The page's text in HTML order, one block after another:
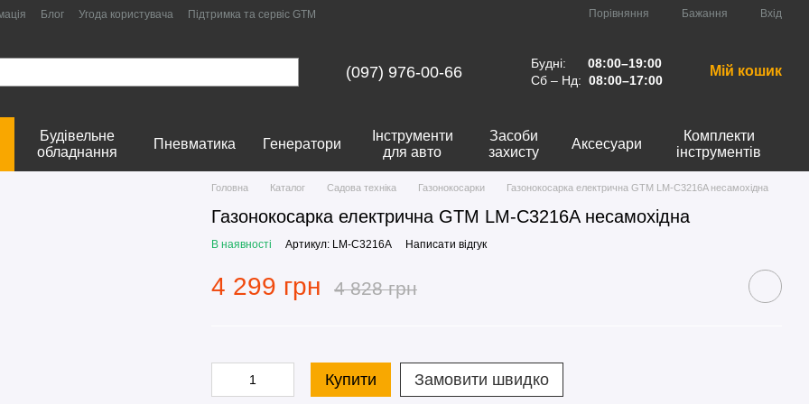
Блог Угода користувача Підтримка та сервіс GTM Порівняння Бажання Вхід
(097) 976-00-66 Будні:
08:00–19:00
Сб – Нд: 08:00–17:00
Мій кошик
Будівельне
обладнання
Пневматика Генератори
Інструменти
для авто
Засоби
захисту
Аксесуари
Комплекти
інструментів
Головна Каталог Садова техніка Газонокосарки Газонокосарка електрична GTM LM-C3216A несамохідна
Газонокосарка електрична GTM LM-C3216A несамохідна
В наявності Артикул: LM-C3216A Написати відгук
4 299 грн 4 828 грн
Купити Замовити швидко